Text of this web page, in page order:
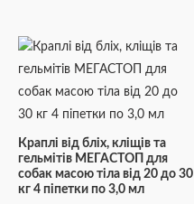
Краплі від бліх, кліщів та
гельмітів МЕГАСТОП для
собак масою тіла від 20 до 30
кг 4 піпетки по 3,0 мл